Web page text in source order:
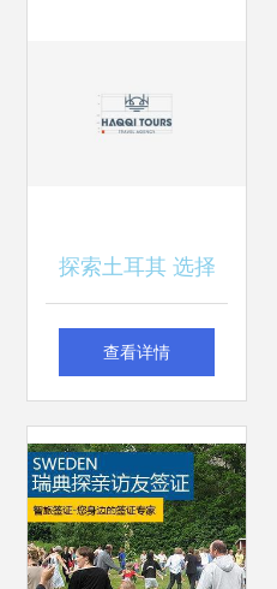
探索土耳其 选择
Haqqi旅行社的五
查看详情